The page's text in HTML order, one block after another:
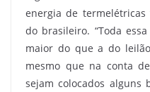
energia de
do brasileiro. “Toda
maior do que a do
mesmo que na conta
sejam colocados